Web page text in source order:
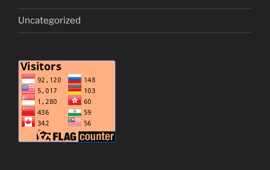
Uncategorized